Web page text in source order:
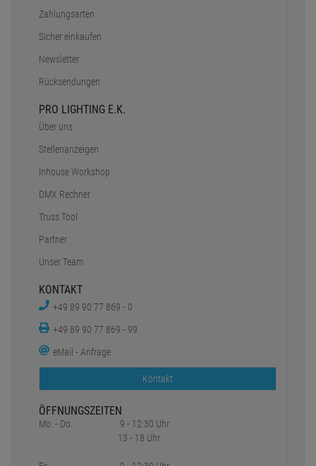
Zahlungsarten
Sicher einkaufen
Newsletter
Rücksendungen
PRO LIGHTING E.K.
Über uns
Stellenanzeigen
Inhouse Workshop
DMX Rechner
Truss Tool
Partner
Unser Team
KONTAKT
+49 89 90 77 869 - 0
+49 89 90 77 869 - 99
eMail - Anfrage
Kontakt
ÖFFNUNGSZEITEN
Mo. - Do.:
9 - 12:30 Uhr
13 - 18 Uhr